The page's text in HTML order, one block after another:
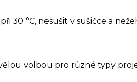
30 °C, nesušit v sušičce a
volbou pro různé typy